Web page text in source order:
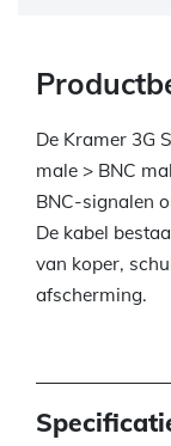
De Kramer 3G
male > BNC
BNC-signalen
De kabel
van koper,
afscherming.